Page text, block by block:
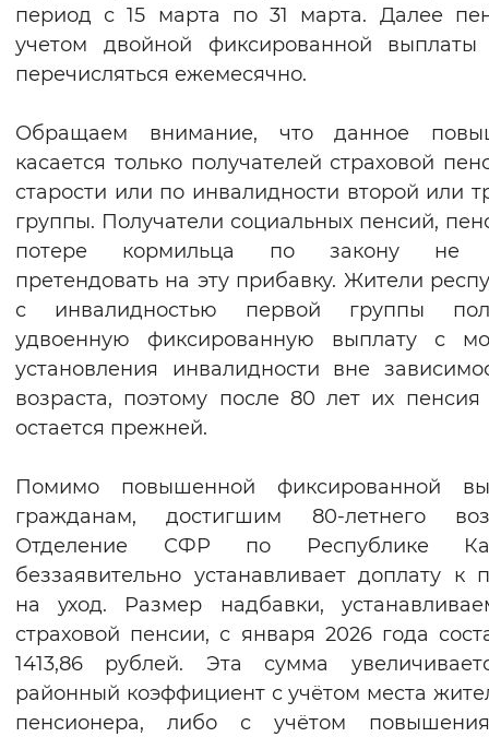
период с 15 марта по 31 марта. Далее
учетом двойной фиксированной выплаты
перечисляться ежемесячно.
Обращаем внимание, что данное
касается только получателей страховой
старости или по инвалидности второй или
группы. Получатели социальных пенсий,
потере кормильца по закону не
претендовать на эту прибавку. Жители
с инвалидностью первой группы
удвоенную фиксированную выплату с
установления инвалидности вне
возраста, поэтому после 80 лет их пенсия
остается прежней.
Помимо повышенной фиксированной
гражданам, достигшим 80-летнего
Отделение СФР по Республике
беззаявительно устанавливает доплату к
на уход. Размер надбавки,
страховой пенсии, с января 2026 года
1413,86 рублей. Эта сумма
районный коэффициент с учётом места
пенсионера, либо с учётом